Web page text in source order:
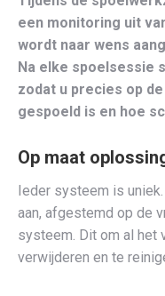
een monitoring uit
wordt naar wens
Na elke spoelsessie
zodat u precies op
gespoeld is en hoe
Op maat
Ieder systeem is
aan, afgestemd op de
systeem. Dit om al het
verwijderen en te